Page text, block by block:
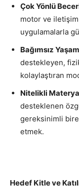
Çok Yönlü
motor ve
uygulamalarla
Bağımsız
destekleyen,
kolaylaştıran
Nitelikli
desteklenen
gereksinimli
etmek.
Hedef Kitle ve